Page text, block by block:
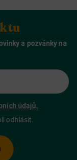
a pozvánky na
údajů.
odhlásit.